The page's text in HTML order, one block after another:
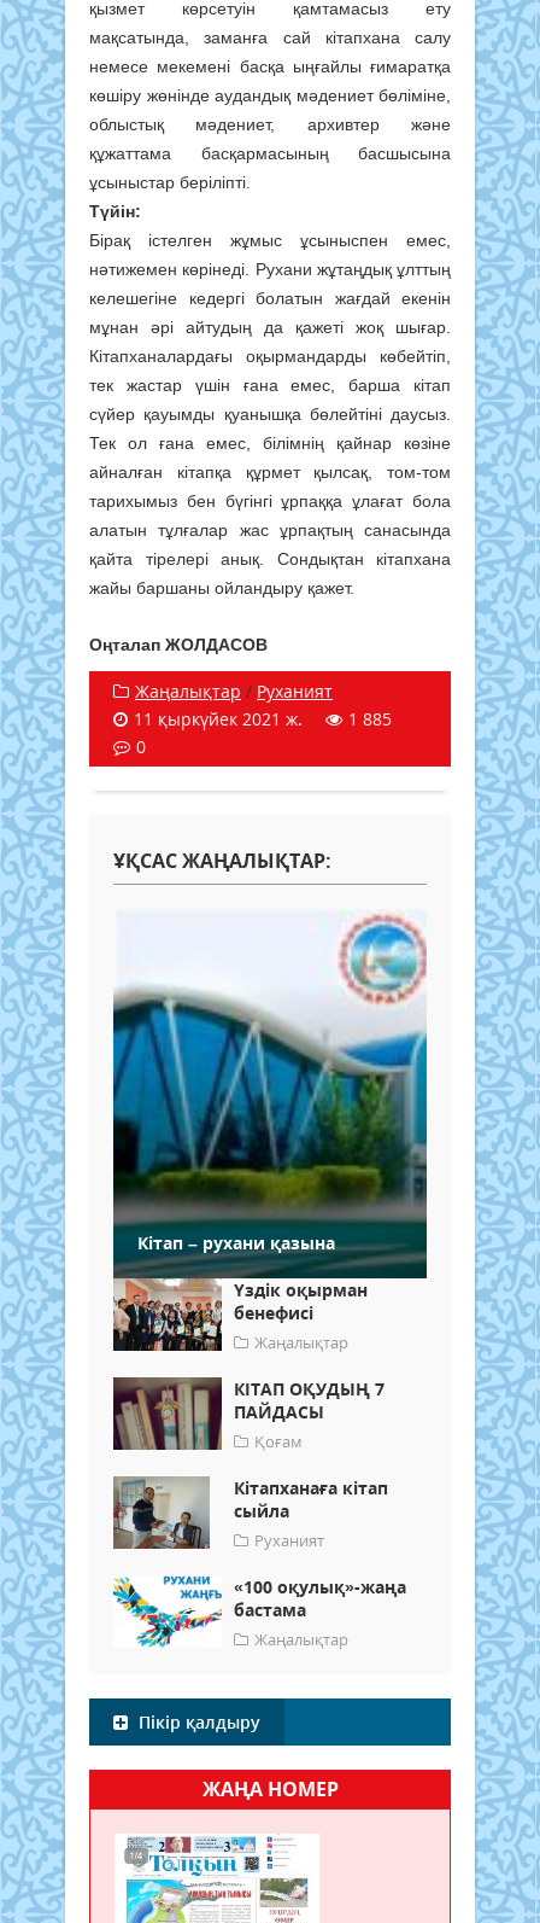
қызмет көрсетуін қамтамасыз ету
мақсатында, заманға сай кітапхана салу
немесе мекемені басқа ыңғайлы ғимаратқа
көшіру жөнінде аудандық мәдениет бөліміне,
облыстық мәдениет, архивтер және
құжаттама басқармасының басшысына
ұсыныстар беріліпті.
Түйін:
Бірақ істелген жұмыс ұсыныспен емес,
нәтижемен көрінеді. Рухани жұтаңдық ұлттың
келешегіне кедергі болатын жағдай екенін
мұнан әрі айтудың да қажеті жоқ шығар.
Кітапханалардағы оқырмандарды көбейтіп,
тек жастар үшін ғана емес, барша кітап
сүйер қауымды қуанышқа бөлейтіні даусыз.
Тек ол ғана емес, білімнің қайнар көзіне
айналған кітапқа құрмет қылсақ, том-том
тарихымыз бен бүгінгі ұрпаққа ұлағат бола
алатын тұлғалар жас ұрпақтың санасында
қайта тірелері анық. Сондықтан кітапхана
жайы баршаны ойландыру қажет.
Оңталап ЖОЛДАСОВ
Жаңалықтар / Руханият
11 қыркүйек 2021 ж.
1 885
0
ҰҚСАС ЖАҢАЛЫҚТАР:
Кітап – рухани қазына
Үздік оқырман
бенефисі
Жаңалықтар
КІТАП ОҚУДЫҢ 7
ПАЙДАСЫ
Қоғам
Кітапханаға кітап
сыйла
Руханият
«100 оқулық»-жаңа
бастама
Жаңалықтар
Пікір қалдыру
ЖАҢА НОМЕР